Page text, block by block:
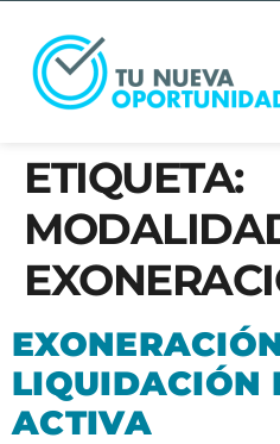
ETIQUETA:
LIQUIDACIÓN
ACTIVA